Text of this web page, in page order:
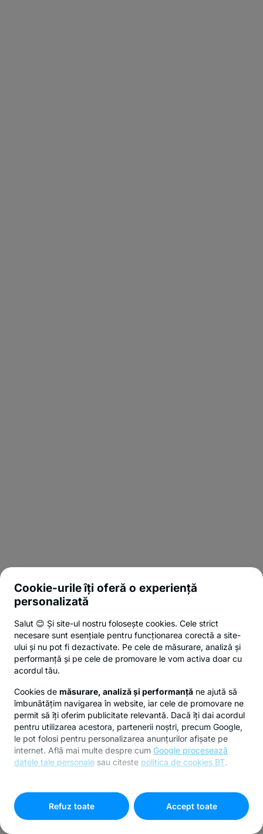
Cookie-urile îți oferă o experiență
personalizată
Salut 😊 Și site-ul nostru folosește cookies. Cele strict
necesare sunt esențiale pentru funcționarea corectă a site-
ului și nu pot fi dezactivate. Pe cele de măsurare, analiză și
performanță și pe cele de promovare le vom activa doar cu
acordul tău.
Cookies de măsurare, analiză și performanță ne ajută să
îmbunătățim navigarea în website, iar cele de promovare ne
permit să îți oferim publicitate relevantă. Dacă îți dai acordul
pentru utilizarea acestora, partenerii noștri, precum Google,
le pot folosi pentru personalizarea anunțurilor afișate pe
internet. Află mai multe despre cum Google procesează
datele tale personale sau citeste politica de cookies BT.
cookies"
Refuz toate
Accept toate